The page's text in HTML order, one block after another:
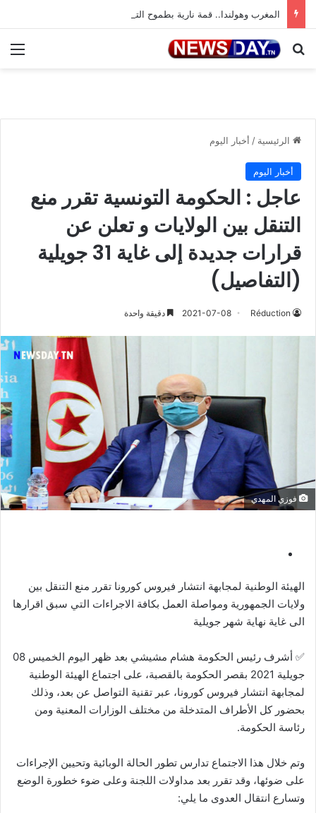
المغرب وهولندا.. قمة نارية بطموح التأهل إلى ثمن النهائي
بحث عن
الرئيسية / أخبار اليوم
أخبار اليوم
عاجل : الحكومة التونسية تقرر منع
التنقل بين الولايات و تعلن عن
قرارات جديدة إلى غاية 31 جويلية
(التفاصيل)
Réduction
2021-07-08 دقيقة واحدة
فوزي المهدي
الهيئة الوطنية لمجابهة انتشار فيروس كورونا تقرر منع التنقل بين
ولايات الجمهورية ومواصلة العمل بكافة الاجراءات التي سبق اقرارها
الى غاية نهاية شهر جويلية
✅ أشرف رئيس الحكومة هشام مشيشي بعد ظهر اليوم الخميس 08
جويلية 2021 بقصر الحكومة بالقصبة، على اجتماع الهيئة الوطنية
لمجابهة انتشار فيروس كورونا، عبر تقنية التواصل عن بعد، وذلك
بحضور كل الأطراف المتدخلة من مختلف الوزارات المعنية ومن
رئاسة الحكومة.
وتم خلال هذا الاجتماع تدارس تطور الحالة الوبائية وتحيين الإجراءات
على ضوئها، وقد تقرر بعد مداولات اللجنة وعلى ضوء خطورة الوضع
وتسارع انتقال العدوى ما يلي: